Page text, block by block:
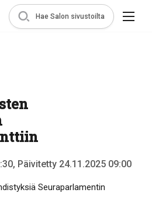
Hae Salon sivustoilta
Päivitetty 24.11.2025 09:00
Seuraparlamentin